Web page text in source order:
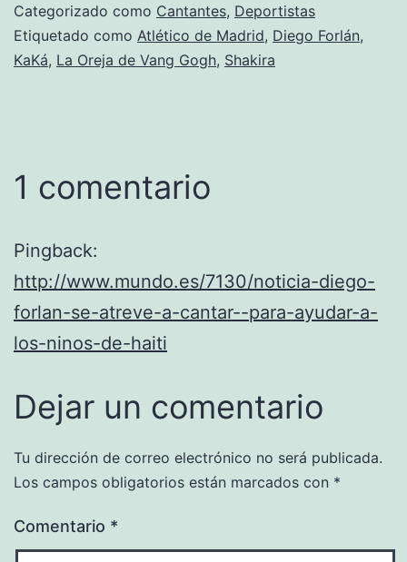
Categorizado como Cantantes, Deportistas
Etiquetado como Atlético de Madrid, Diego Forlán,
KaKá, La Oreja de Vang Gogh, Shakira
1 comentario
Pingback:
http://www.mundo.es/7130/noticia-diego-
forlan-se-atreve-a-cantar--para-ayudar-a-
los-ninos-de-haiti
Dejar un comentario
Tu dirección de correo electrónico no será publicada.
Los campos obligatorios están marcados con *
Comentario *